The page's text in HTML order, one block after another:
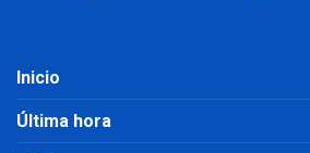
Inicio
Última hora